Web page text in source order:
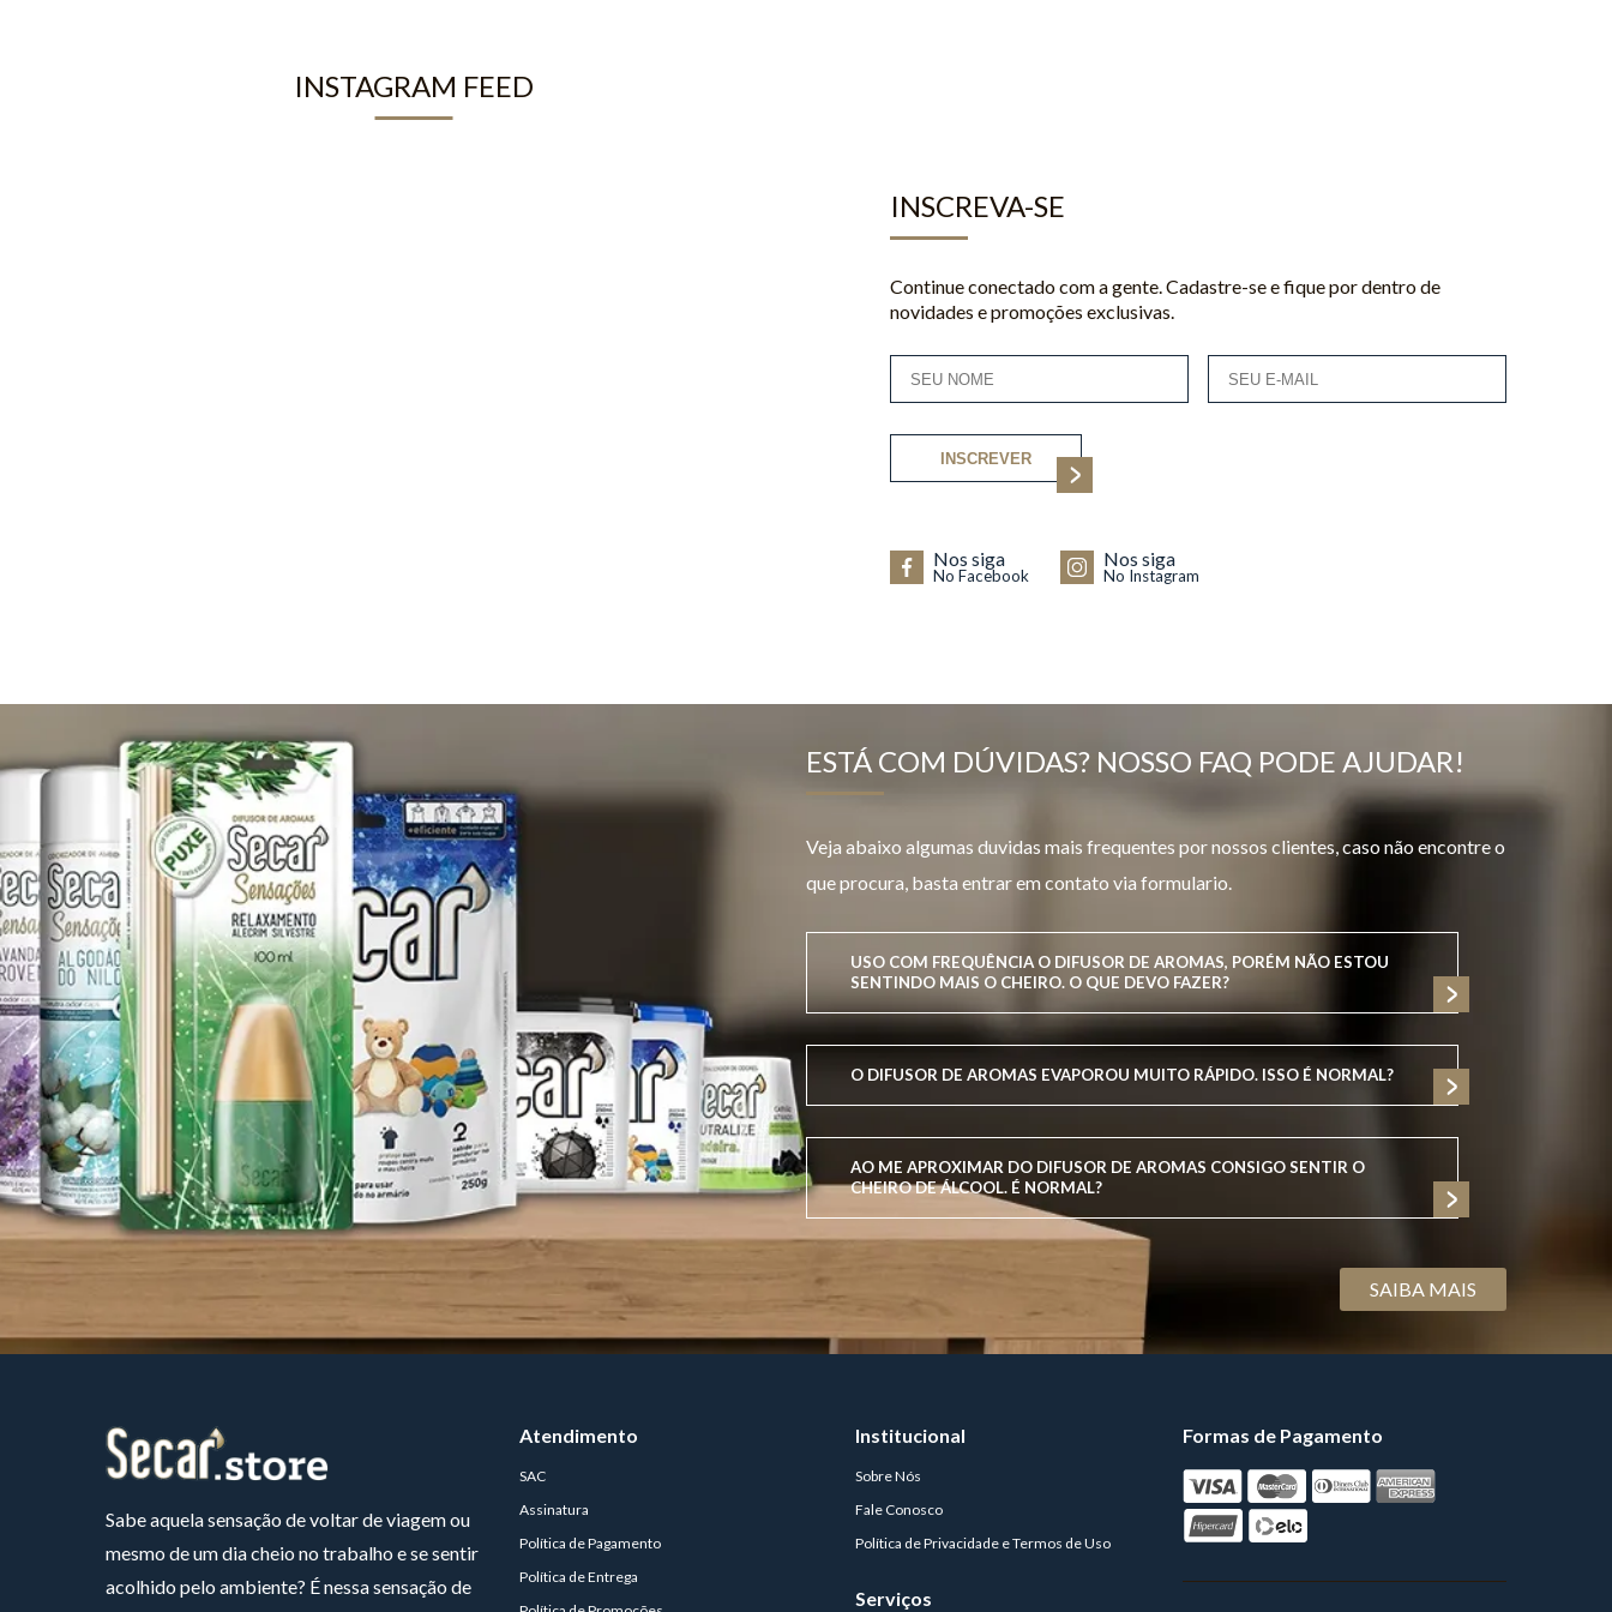
INSTAGRAM FEED
INSCREVA-SE
Continue conectado com a gente. Cadastre-se e fique por dentro de
novidades e promoções exclusivas.
INSCREVER
Nos siga
No Facebook
Nos siga
No Instagram
ESTÁ COM DÚVIDAS? NOSSO FAQ PODE AJUDAR!
Veja abaixo algumas duvidas mais frequentes por nossos clientes, caso não encontre o
que procura, basta entrar em contato via formulario.
USO COM FREQUÊNCIA O DIFUSOR DE AROMAS, PORÉM NÃO ESTOU
SENTINDO MAIS O CHEIRO. O QUE DEVO FAZER?
O DIFUSOR DE AROMAS EVAPOROU MUITO RÁPIDO. ISSO É NORMAL?
AO ME APROXIMAR DO DIFUSOR DE AROMAS CONSIGO SENTIR O
CHEIRO DE ÁLCOOL. É NORMAL?
SAIBA MAIS
Sabe aquela sensação de voltar de viagem ou
mesmo de um dia cheio no trabalho e se sentir
acolhido pelo ambiente? É nessa sensação de
Atendimento
SAC
Assinatura
Política de Pagamento
Política de Entrega
Institucional
Sobre Nós
Fale Conosco
Política de Privacidade e Termos de Uso
Serviços
Formas de Pagamento